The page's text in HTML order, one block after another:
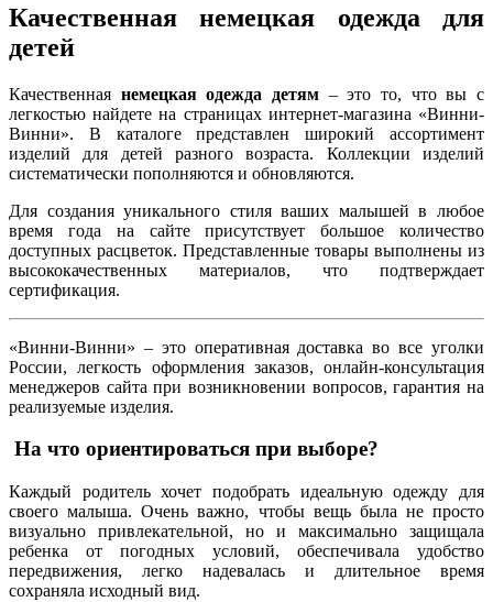
Качественная немецкая одежда для
детей
Качественная немецкая одежда детям – это то, что вы с
легкостью найдете на страницах интернет-магазина «Винни-
Винни». В каталоге представлен широкий ассортимент
изделий для детей разного возраста. Коллекции изделий
систематически пополняются и обновляются.
Для создания уникального стиля ваших малышей в любое
время года на сайте присутствует большое количество
доступных расцветок. Представленные товары выполнены из
высококачественных материалов, что подтверждает
сертификация.
«Винни-Винни» – это оперативная доставка во все уголки
России, легкость оформления заказов, онлайн-консультация
менеджеров сайта при возникновении вопросов, гарантия на
реализуемые изделия.
На что ориентироваться при выборе?
Каждый родитель хочет подобрать идеальную одежду для
своего малыша. Очень важно, чтобы вещь была не просто
визуально привлекательной, но и максимально защищала
ребенка от погодных условий, обеспечивала удобство
передвижения, легко надевалась и длительное время
сохраняла исходный вид.